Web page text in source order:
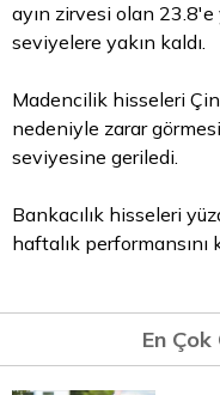
ayın zirvesi olan
seviyelere yakın kaldı.
Madencilik hisseleri
nedeniyle zarar
seviyesine geriledi.
Bankacılık hisseleri
haftalık performansını
En